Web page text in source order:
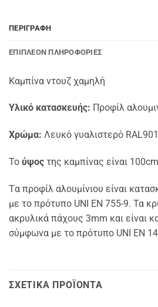
ΠΕΡΙΓΡΑΦΉ
ΕΠΙΠΛΈΟΝ ΠΛΗΡΟΦΟΡΊΕΣ
Καμπίνα ντουζ χαμηλή
Υλικό κατασκευής: Προφίλ
Χρώμα: Λευκό γυαλιστερό
Το ύψος της καμπίνας είναι
Tα προφίλ αλουμίνιου είναι
με το πρότυπο UNI EN 755-9. Τα
ακρυλικά πάχους 3mm και είναι
σύμφωνα με το πρότυπο UNI EN
ΣΧΕΤΙΚΆ ΠΡΟΪΌΝΤΑ